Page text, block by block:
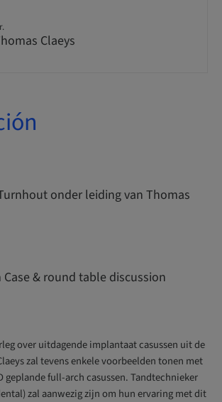
Claeys
onder leiding van Thomas
Case & round table discussion
over uitdagende implantaat casussen uit de
zal tevens enkele voorbeelden tonen met
geplande full-arch casussen. Tandtechnieker
zal aanwezig zijn om hun ervaring met dit